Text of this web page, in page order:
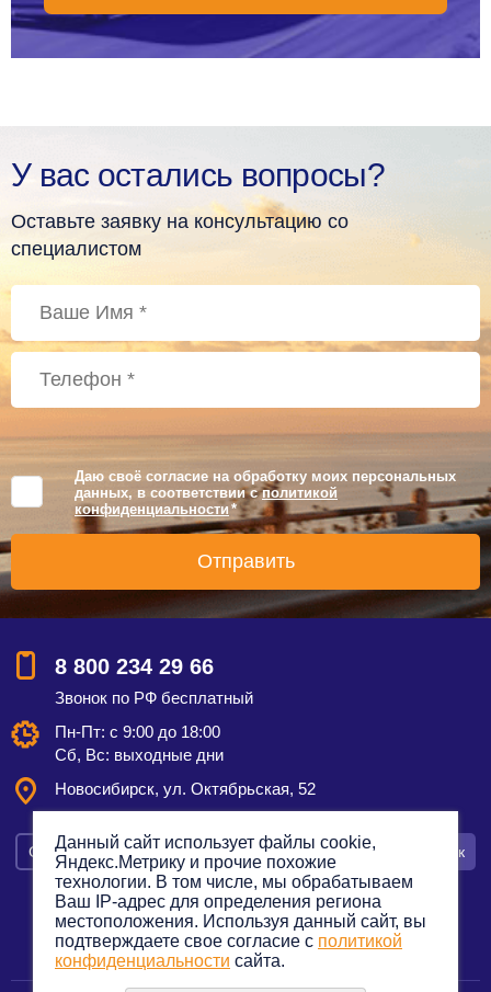
У вас остались вопросы?
Оставьте заявку на консультацию со
специалистом
Даю своё согласие на обработку моих персональных
данных, в соответствии сполитикой
конфиденциальности *
8 800 234 29 66
Звонок по РФ бесплатный
Пн-Пт: с 9:00 до 18:00
Сб, Вс: выходные дни
Новосибирск, ул. Октябрьская, 52
Смотреть на карте Оставить заявку Заказать звонок
Политика конфиденциальности
Данный сайт использует файлы cookie,
Яндекс.Метрику и прочие похожие
технологии. В том числе, мы обрабатываем
Ваш IP-адрес для определения региона
местоположения. Используя данный сайт, вы
подтверждаете свое согласие с политикой
конфиденциальности сайта.